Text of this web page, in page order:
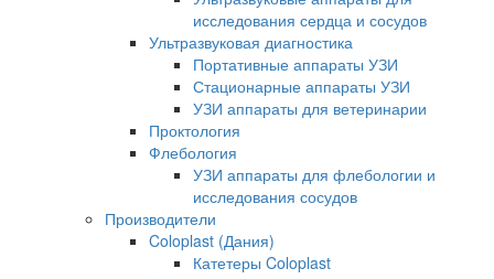
исследования сердца и сосудов
Ультразвуковая диагностика
Портативные аппараты УЗИ
Стационарные аппараты УЗИ
УЗИ аппараты для ветеринарии
Проктология
Флебология
УЗИ аппараты для флебологии и
исследования сосудов
Производители
Coloplast (Дания)
Катетеры Coloplast